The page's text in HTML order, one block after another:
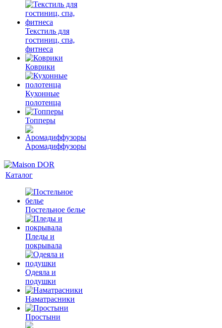
Текстиль для
гостиниц, спа,
фитнеса
Коврики
Кухонные
полотенца
Топперы
Аромадиффузоры
Каталог
Постельное белье
Пледы и
покрывала
Одеяла и
подушки
Наматрасники
Простыни